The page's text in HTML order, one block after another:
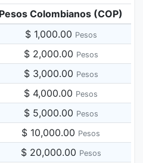
Pesos Colombianos (COP)
$ 1,000.00 Pesos
$ 2,000.00 Pesos
$ 3,000.00 Pesos
$ 4,000.00 Pesos
$ 5,000.00 Pesos
$ 10,000.00 Pesos
$ 20,000.00 Pesos